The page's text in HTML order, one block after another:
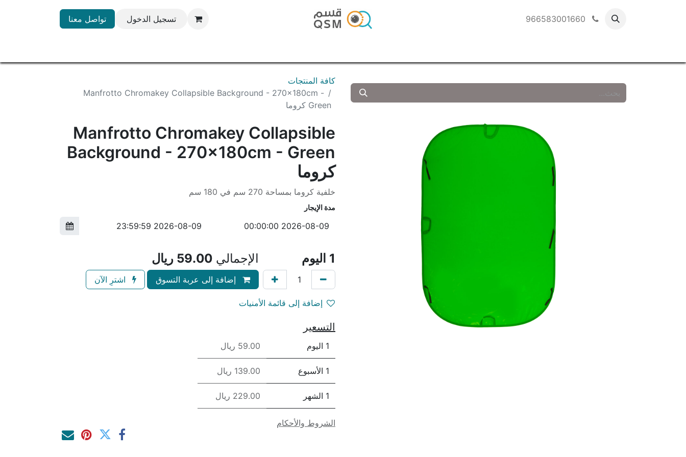
تسجيل الدخول تواصل معنا
كافة المنتجات
Manfrotto Chromakey Collapsible Background - 270x180cm -
Green كروما
Manfrotto Chromakey Collapsible
Background - 270x180cm - Green
كروما
خلفية كروما بمساحة 270 سم في 180 سم
مدة الإيجار
1 اليوم الإجمالي 59.00 ريال
إضافة إلى عربة التسوق اشترِ الآن
إضافة إلى قائمة الأمنيات
التسعير
1 اليوم 59.00 ريال
1 الأسبوع 139.00 ريال
1 الشهر 229.00 ريال
الشروط والأحكام